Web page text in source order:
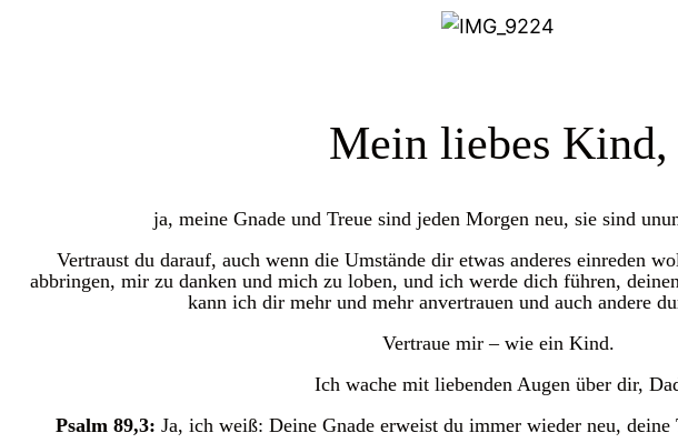
Mein liebes Kind,
ja, meine Gnade und Treue sind jeden Morgen neu, sie sind
Vertraust du darauf, auch wenn die Umstände dir etwas anderes einreden
abbringen, mir zu danken und mich zu loben, und ich werde dich führen,
kann ich dir mehr und mehr anvertrauen und auch andere
Vertraue mir – wie ein Kind.
Ich wache mit liebenden Augen über dir,
Psalm 89,3: Ja, ich weiß: Deine Gnade erweist du immer wieder neu,